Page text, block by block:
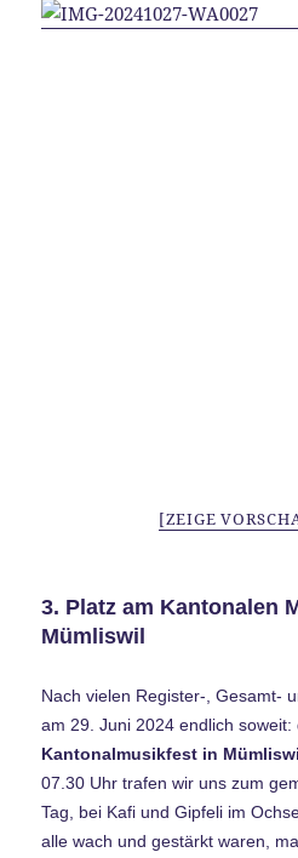
[ZEIGE
3. Platz am Kantonalen
Mümliswil
Nach vielen Register-, Gesamt-
am 29. Juni 2024 endlich
Kantonalmusikfest in
07.30 Uhr trafen wir uns zum
Tag, bei Kafi und Gipfeli im
alle wach und gestärkt waren,